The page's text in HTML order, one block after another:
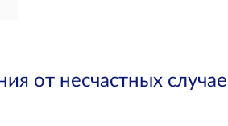
от несчастных